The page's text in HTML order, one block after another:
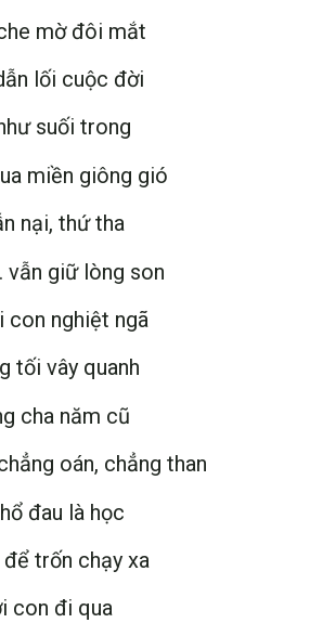
mờ đôi mắt
lối cuộc đời
suối trong
miền giông gió
nại, thứ tha
vẫn giữ lòng son
con nghiệt ngã
tối vây quanh
cha năm cũ
oán, chẳng than
đau là học
trốn chạy xa
con đi qua